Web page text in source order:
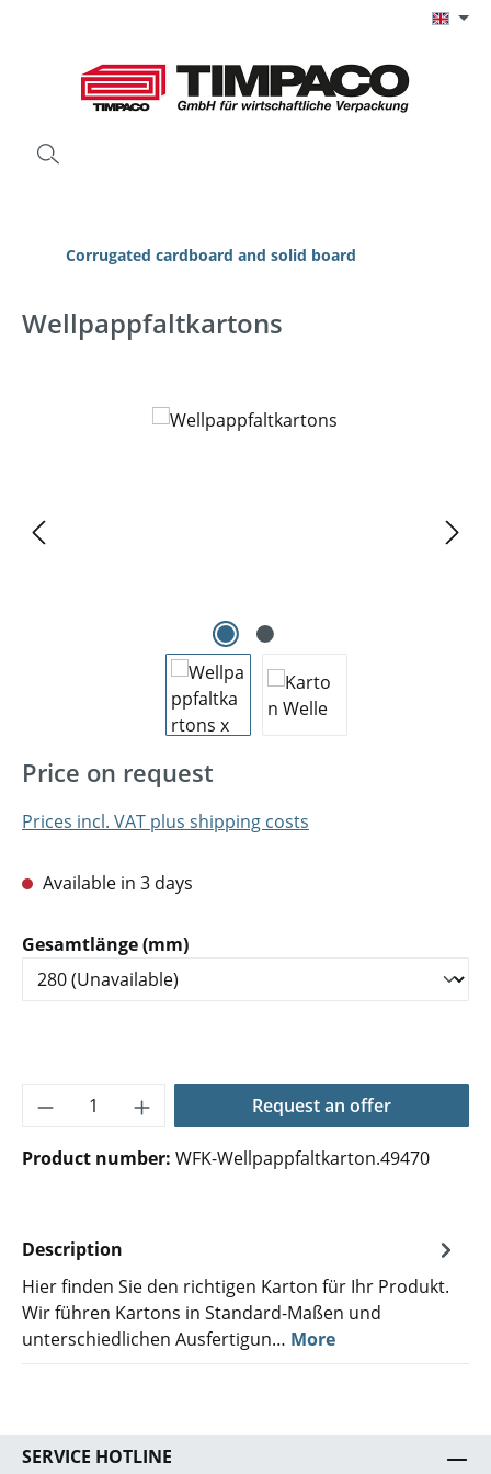
Corrugated cardboard and solid board
Wellpappfaltkartons
Skip image gallery
Price on request
Prices incl. VAT plus shipping costs
Available in 3 days
Select
Gesamtlänge (mm)
Product Quantity: Enter the desired
Request an offer
Product number: WFK-Wellpappfaltkarton.49470
Description
Hier finden Sie den richtigen Karton für Ihr Produkt.
Wir führen Kartons in Standard-Maßen und
unterschiedlichen Ausfertigun… More
SERVICE HOTLINE